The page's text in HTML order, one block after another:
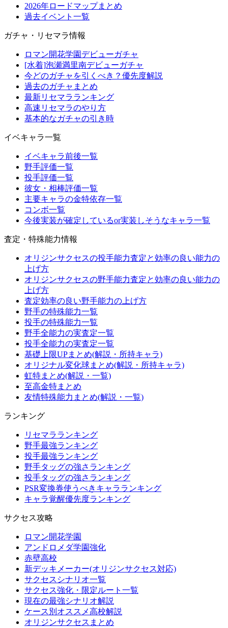
2026年ロードマップまとめ
過去イベント一覧
ガチャ・リセマラ情報
ロマン開花学園デビューガチャ
[水着]泡瀬満里南デビューガチャ
今どのガチャを引くべき？優先度解説
過去のガチャまとめ
最新リセマラランキング
高速リセマラのやり方
基本的なガチャの引き時
イベキャラ一覧
イベキャラ前後一覧
野手評価一覧
投手評価一覧
彼女・相棒評価一覧
主要キャラの金特依存一覧
コンボ一覧
今後実装が確定しているor実装しそうなキャラ一覧
査定・特殊能力情報
オリジンサクセスの投手能力査定と効率の良い能力の
上げ方
オリジンサクセスの野手能力査定と効率の良い能力の
上げ方
査定効率の良い野手能力の上げ方
野手の特殊能力一覧
投手の特殊能力一覧
野手全能力の実査定一覧
投手全能力の実査定一覧
基礎上限UPまとめ(解説・所持キャラ)
オリジナル変化球まとめ(解説・所持キャラ)
虹特まとめ(解説・一覧)
至高金特まとめ
友情特殊能力まとめ(解説・一覧)
ランキング
リセマラランキング
野手最強ランキング
投手最強ランキング
野手タッグの強さランキング
投手タッグの強さランキング
PSR変換券使うべきキャラランキング
キャラ覚醒優先度ランキング
サクセス攻略
ロマン開花学園
アンドロメダ学園強化
赤壁高校
新デッキメーカー(オリジンサクセス対応)
サクセスシナリオ一覧
サクセス強化・限定ルート一覧
現在の最強シナリオ解説
ケース別オススメ高校解説
オリジンサクセスまとめ